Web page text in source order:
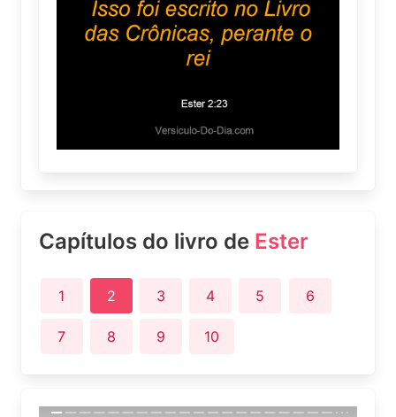
Capítulos do livro de Ester
1 2 3 4 5 6
7 8 9 10